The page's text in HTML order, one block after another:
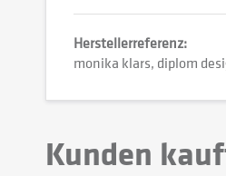
Herstellerreferenz:
monika klars, diplom
Kunden